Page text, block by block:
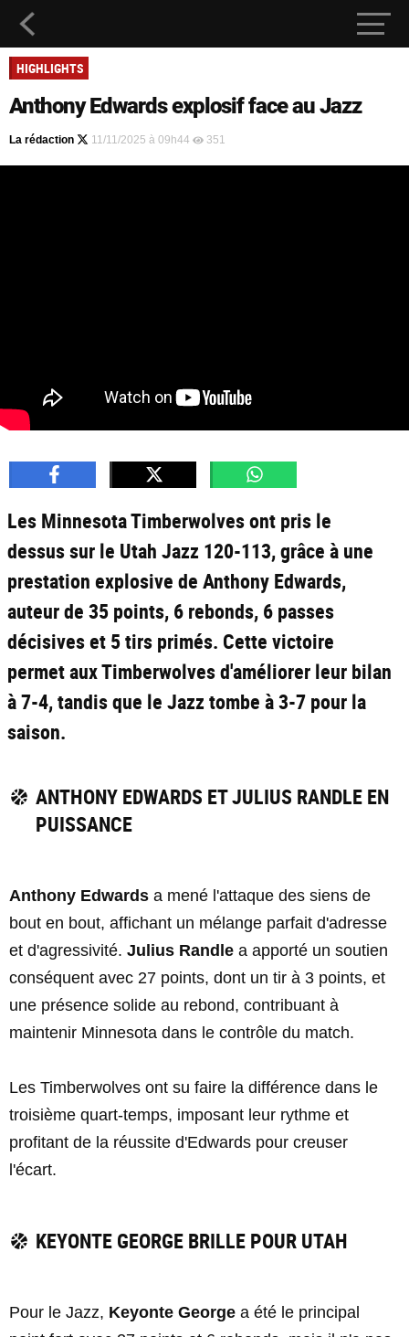
HIGHLIGHTS
Anthony Edwards explosif face au Jazz
La rédaction 11/11/2025 à 09h44 351
Les Minnesota Timberwolves ont pris le
dessus sur le Utah Jazz 120-113, grâce à une
prestation explosive de Anthony Edwards,
auteur de 35 points, 6 rebonds, 6 passes
décisives et 5 tirs primés. Cette victoire
permet aux Timberwolves d'améliorer leur bilan
à 7-4, tandis que le Jazz tombe à 3-7 pour la
saison.
ANTHONY EDWARDS ET JULIUS RANDLE EN
PUISSANCE
Anthony Edwards a mené l'attaque des siens de
bout en bout, affichant un mélange parfait d'adresse
et d'agressivité. Julius Randle a apporté un soutien
conséquent avec 27 points, dont un tir à 3 points, et
une présence solide au rebond, contribuant à
maintenir Minnesota dans le contrôle du match.
Les Timberwolves ont su faire la différence dans le
troisième quart-temps, imposant leur rythme et
profitant de la réussite d'Edwards pour creuser
l'écart.
KEYONTE GEORGE BRILLE POUR UTAH
Pour le Jazz, Keyonte George a été le principal